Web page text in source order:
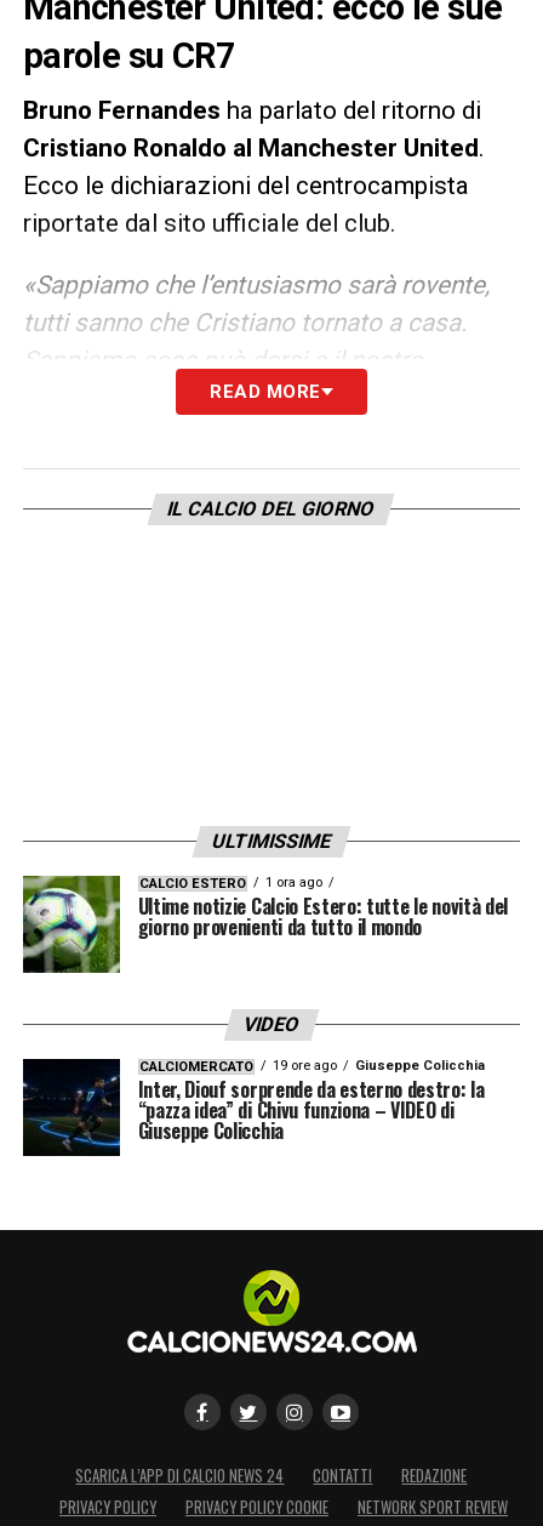
parole su CR7
Bruno Fernandes ha parlato del ritorno di
Cristiano Ronaldo al Manchester United.
Ecco le dichiarazioni del centrocampista
riportate dal sito ufficiale del club.
«Sappiamo che l’entusiasmo sarà rovente,
tutti sanno che Cristiano tornato a casa.
Sappiamo cosa può darci e il nostro
obiettivo, come quello di Cristiano, è vincere.
vincere trofei».
READ MORE
IL CALCIO DEL GIORNO
ULTIMISSIME
CALCIO ESTERO 1 ora ago
Ultime notizie Calcio Estero: tutte le novità del
giorno provenienti da tutto il mondo
VIDEO
CALCIOMERCATO 19 ore ago Giuseppe Colicchia
Inter, Diouf sorprende da esterno destro: la
“pazza idea” di Chivu funziona – VIDEO di
Giuseppe Colicchia
SCARICA L’APP DI CALCIO NEWS 24 CONTATTI
REDAZIONE
PRIVACY POLICY
PRIVACY POLICY COOKIE NETWORK SPORT REVIEW